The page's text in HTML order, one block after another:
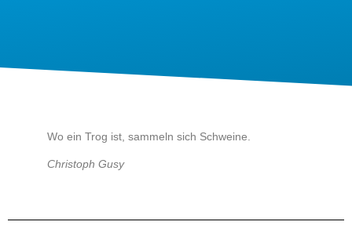
Wo ein Trog ist, sammeln sich Schweine.
Christoph Gusy